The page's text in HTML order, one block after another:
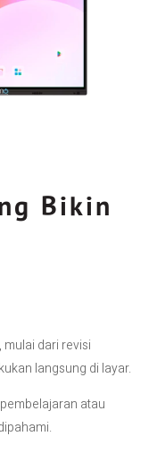
Bikin
mulai dari revisi
langsung di layar.
atau